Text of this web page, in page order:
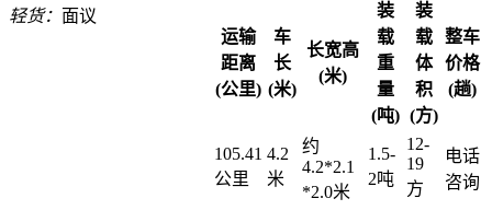
轻货： 面议
运输
距离
(公里)
车
长
(米)
长宽高
(米)
装
载
重
量
(吨)
装
载
体
积
(方)
整车
价格
(趟)
105.41
公里
4.2
米
约
4.2*2.1
*2.0米
1.5-
2吨
12-
19
方
电话
咨询